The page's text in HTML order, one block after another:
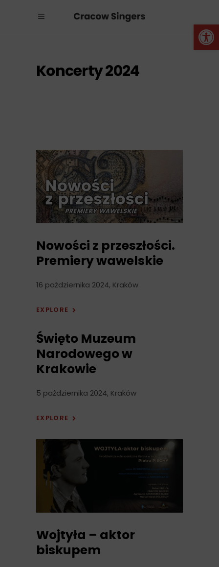
Koncerty 2024
Nowości z przeszłości.
Premiery wawelskie
16 października 2024, Kraków
EXPLORE
Święto Muzeum
Narodowego w
Krakowie
5 października 2024, Kraków
EXPLORE
Wojtyła – aktor
biskupem